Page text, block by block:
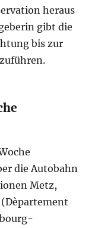
heraus
gibt die
bis zur
die Autobahn
Metz,